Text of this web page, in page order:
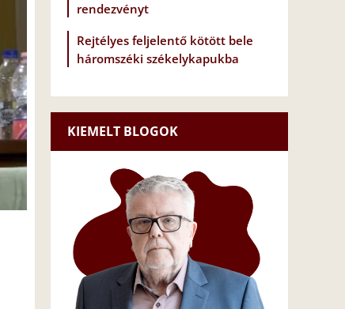
rendezvényt
Rejtélyes feljelentő kötött bele
háromszéki székelykapukba
KIEMELT BLOGOK